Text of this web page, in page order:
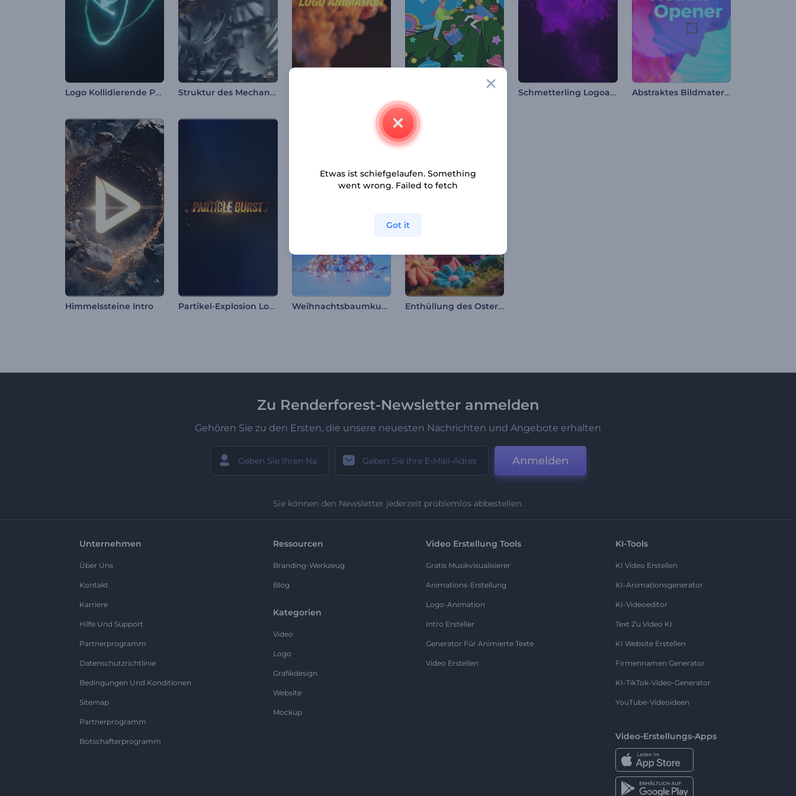
Logo Kollidierende Partikel Struktur des Mechanismus Opener Schmetterling Logoanimation Abstraktes Bildmaterial Opener
Himmelssteine Intro Partikel-Explosion Logo Weihnachtsbaumkugel Opener Enthüllung des Oster-Logos aus Ton
Zu Renderforest-Newsletter anmelden
Gehören Sie zu den Ersten, die unsere neuesten Nachrichten und Angebote erhalten
Anmelden
Sie können den Newsletter jederzeit problemlos abbestellen.
Unternehmen
Über Uns
Kontakt
Karriere
Hilfe Und Support
Partnerprogramm
Datenschutzrichtlinie
Bedingungen Und Konditionen
Sitemap
Partnerprogramm
Botschafterprogramm
Ressourcen
Branding-Werkzeug
Blog
Kategorien
Video
Logo
Grafikdesign
Website
Mockup
Video Erstellung Tools
Gratis Musikvisualisierer
Animations-Erstellung
Logo-Animation
Intro Ersteller
Generator Für Animierte Texte
Video Erstellen
KI-Tools
KI Video Erstellen
KI-Animationsgenerator
KI-Videoeditor
Text Zu Video KI
KI Website Erstellen
Firmennamen Generator
KI-TikTok-Video-Generator
YouTube-Videoideen
Video-Erstellungs-Apps
Etwas ist schiefgelaufen. Something
went wrong. Failed to fetch
Got it